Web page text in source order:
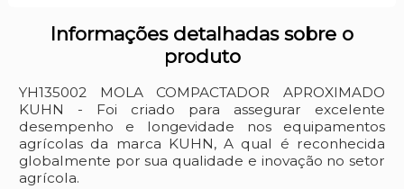
Informações detalhadas sobre o
produto
YH135002 MOLA COMPACTADOR APROXIMADO
KUHN - Foi criado para assegurar excelente
desempenho e longevidade nos equipamentos
agrícolas da marca KUHN, A qual é reconhecida
globalmente por sua qualidade e inovação no setor
agrícola.